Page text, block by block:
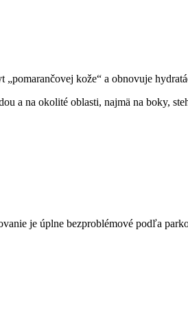
kože“ a obnovuje
a na okolité oblasti, najmä na boky,
je úplne bezproblémové podľa